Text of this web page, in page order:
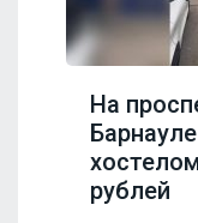
На
рублей